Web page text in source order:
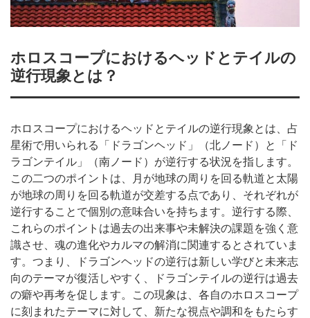
ホロスコープにおけるヘッドとテイルの
逆行現象とは？
ホロスコープにおけるヘッドとテイルの逆行現象とは、占
星術で用いられる「ドラゴンヘッド」（北ノード）と「ド
ラゴンテイル」（南ノード）が逆行する状況を指します。
この二つのポイントは、月が地球の周りを回る軌道と太陽
が地球の周りを回る軌道が交差する点であり、それぞれが
逆行することで個別の意味合いを持ちます。逆行する際、
これらのポイントは過去の出来事や未解決の課題を強く意
識させ、魂の進化やカルマの解消に関連するとされていま
す。つまり、ドラゴンヘッドの逆行は新しい学びと未来志
向のテーマが復活しやすく、ドラゴンテイルの逆行は過去
の癖や再考を促します。この現象は、各自のホロスコープ
に刻まれたテーマに対して、新たな視点や調和をもたらす